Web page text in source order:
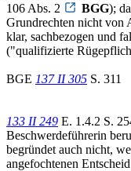
106 Abs. 2
BGG);
Grundrechten nicht von
klar, sachbezogen und
("qualifizierte
BGE 137 II 305 S. 311
133 II 249 E. 1.4.2 S.
Beschwerdeführerin
begründet auch nicht,
angefochtenen